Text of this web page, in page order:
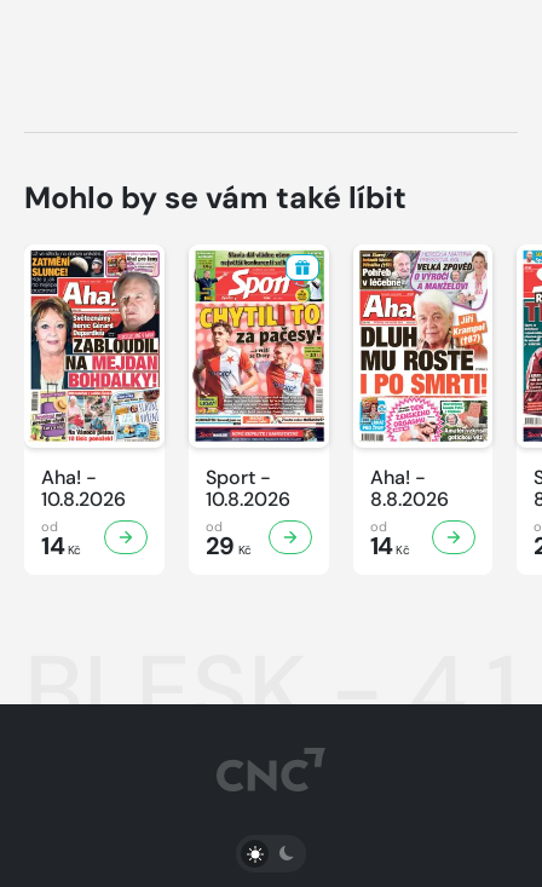
Mohlo by se vám také líbit
Aha! -
10.8.2026
od
14Kč
Sport -
10.8.2026
od
29 Kč
Aha! -
8.8.2026
od
14Kč
BLESK -
PŘEPNOUT SVĚTLÝ/TMAVÝ REŽIM